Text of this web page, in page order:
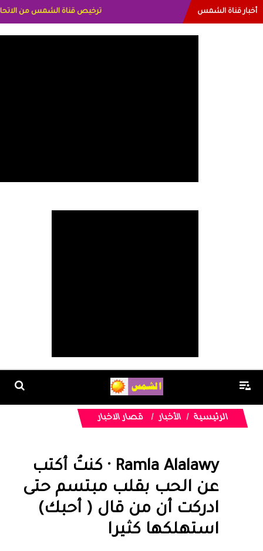
أخبار قناة الشمس
الرئيسية الأخبار قصار الاخبار
Ramla Alalawy · كنتُ أكتب
عن الحب بقلب مبتسم حتى
ادركت أن من قال ( أحبك)
استهلكها كثيرا